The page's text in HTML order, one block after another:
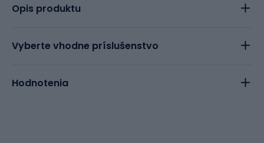
Opis produktu
Vyberte vhodne príslušenstvo
Hodnotenia